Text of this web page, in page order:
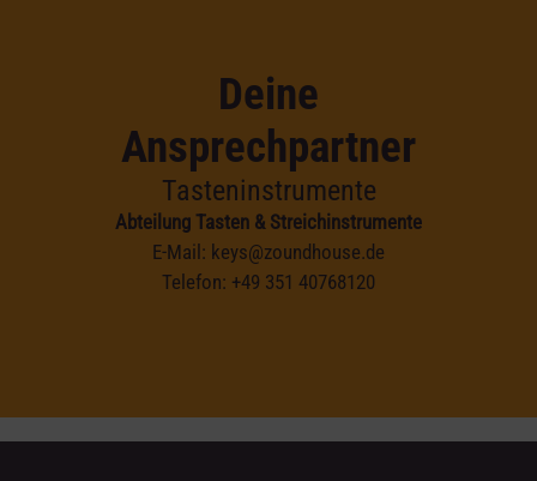
Deine
Ansprechpartner
Tasteninstrumente
Abteilung Tasten & Streichinstrumente
E-Mail: keys@zoundhouse.de
Telefon: +49 351 40768120